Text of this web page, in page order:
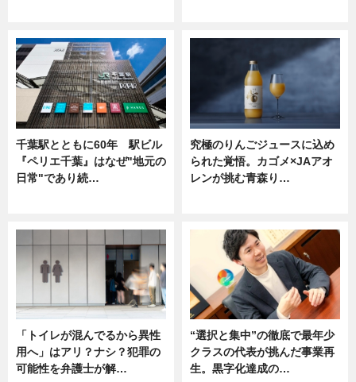
千葉駅とともに60年 駅ビル
『ペリエ千葉』はなぜ"地元の
日常"であり続…
究極のりんごジュースに込め
られた覚悟。カゴメ×JAアオ
レンが挑む青森り…
「トイレが混んでるから異性
用へ」はアリ？ナシ？犯罪の
可能性を弁護士が解…
“選択と集中”の徹底で最年少
クラスの代表が挑んだ事業再
生。黒字化達成の…